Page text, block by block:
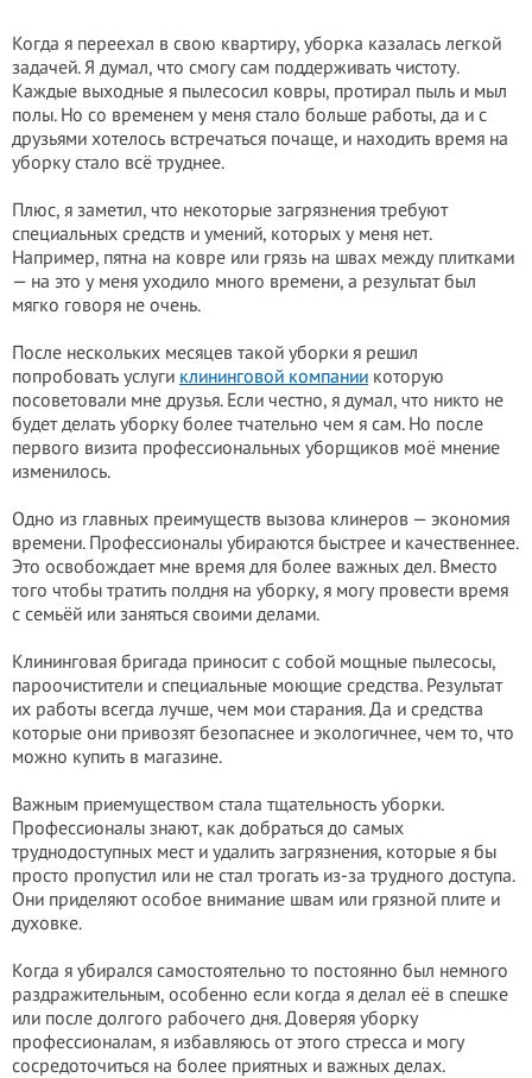
Когда я переехал в свою квартиру, уборка казалась легкой
задачей. Я думал, что смогу сам поддерживать чистоту.
Каждые выходные я пылесосил ковры, протирал пыль и мыл
полы. Но со временем у меня стало больше работы, да и с
друзьями хотелось встречаться почаще, и находить время на
уборку стало всё труднее.
Плюс, я заметил, что некоторые загрязнения требуют
специальных средств и умений, которых у меня нет.
Например, пятна на ковре или грязь на швах между плитками
— на это у меня уходило много времени, а результат был
мягко говоря не очень.
После нескольких месяцев такой уборки я решил
попробовать услуги клининговой компании которую
посоветовали мне друзья. Если честно, я думал, что никто не
будет делать уборку более тчательно чем я сам. Но после
первого визита профессиональных уборщиков моё мнение
изменилось.
Одно из главных преимуществ вызова клинеров — экономия
времени. Профессионалы убираются быстрее и качественнее.
Это освобождает мне время для более важных дел. Вместо
того чтобы тратить полдня на уборку, я могу провести время
с семьёй или заняться своими делами.
Клининговая бригада приносит с собой мощные пылесосы,
пароочистители и специальные моющие средства. Результат
их работы всегда лучше, чем мои старания. Да и средства
которые они привозят безопаснее и экологичнее, чем то, что
можно купить в магазине.
Важным приемуществом стала тщательность уборки.
Профессионалы знают, как добраться до самых
труднодоступных мест и удалить загрязнения, которые я бы
просто пропустил или не стал трогать из-за трудного доступа.
Они приделяют особое внимание швам или грязной плите и
духовке.
Когда я убирался самостоятельно то постоянно был немного
раздражительным, особенно если когда я делал её в спешке
или после долгого рабочего дня. Доверяя уборку
профессионалам, я избавляюсь от этого стресса и могу
сосредоточиться на более приятных и важных делах.